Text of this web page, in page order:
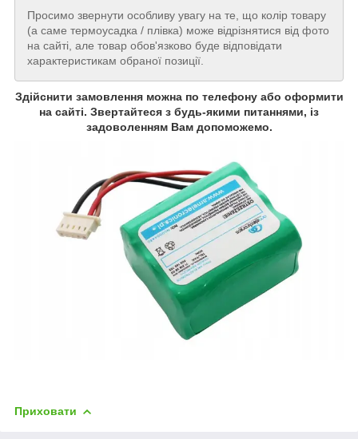
Просимо звернути особливу увагу на те, що колір товару
(а саме термоусадка / плівка) може відрізнятися від фото
на сайті, але товар обов'язково буде відповідати
характеристикам обраної позиції.
Здійснити замовлення можна по телефону або оформити
на сайті. Звертайтеся з будь-якими питаннями, із
задоволенням Вам допоможемо.
Приховати